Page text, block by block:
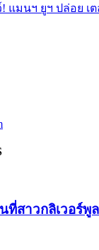
แมนฯ ยูฯ ปล่อย เ
สาวกลิเวอร์พู